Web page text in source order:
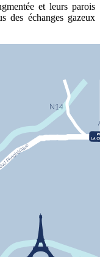
et leurs parois
des échanges gazeux